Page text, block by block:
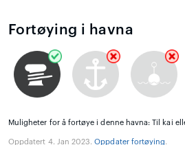
Fortøying i havna
Muligheter for å fortøye i denne havna: Til kai
Oppdatert 4. Jan 2023.Oppdater fortøying.